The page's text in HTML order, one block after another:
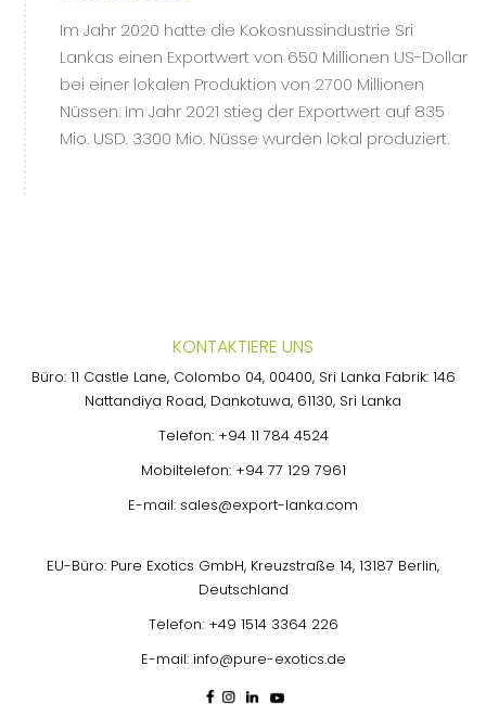
Im Jahr 2020 hatte die Kokosnussindustrie Sri
Lankas einen Exportwert von 650 Millionen US-Dollar
bei einer lokalen Produktion von 2700 Millionen
Nüssen. Im Jahr 2021 stieg der Exportwert auf 835
Mio. USD. 3300 Mio. Nüsse wurden lokal produziert.
KONTAKTIERE UNS
Büro: 11 Castle Lane, Colombo 04, 00400, Sri Lanka Fabrik: 146
Nattandiya Road, Dankotuwa, 61130, Sri Lanka
Telefon: +94 11 784 4524
Mobiltelefon: +94 77 129 7961
E-mail: sales@export-lanka.com
EU-Büro: Pure Exotics GmbH, Kreuzstraße 14, 13187 Berlin,
Deutschland
Telefon: +49 1514 3364 226
E-mail: info@pure-exotics.de